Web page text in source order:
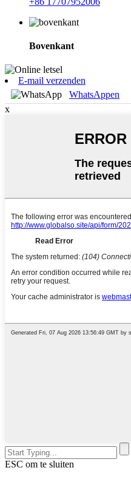
Bovenkant
E-mail verzenden
WhatsAppen
x
ESC om te sluiten